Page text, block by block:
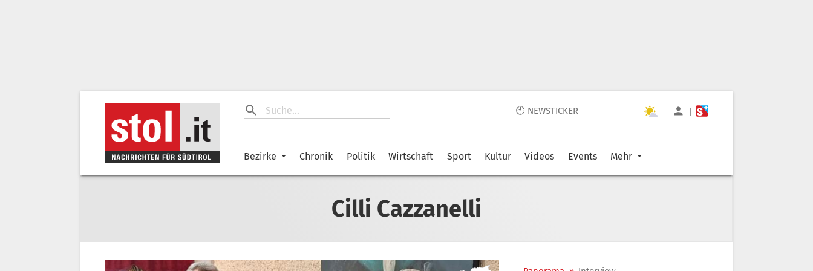
🕙 NEWSTICKER | |
Bezirke Chronik Politik Wirtschaft Sport Kultur Videos Events Mehr
Cilli Cazzanelli